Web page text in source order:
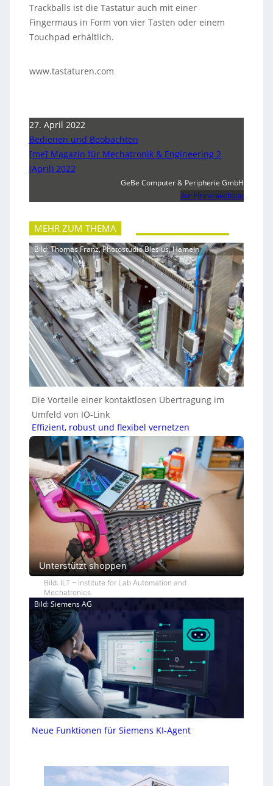
Trackballs ist die Tastatur auch mit einer
Fingermaus in Form von vier Tasten oder einem
Touchpad erhältlich.
www.tastaturen.com
27. April 2022
Bedienen und Beobachten
[me] Magazin für Mechatronik & Engineering 2
(April) 2022
GeBe Computer & Peripherie GmbH
Zur Firmenwebsite
MEHR ZUM THEMA
Bild: Thomas Franz, Photostudio Blesius, Hameln
Die Vorteile einer kontaktlosen Übertragung im
Umfeld von IO-Link
Effizient, robust und flexibel vernetzen
Unterstützt shoppen
Bild: ILT – Institute for Lab Automation and
Mechatronics
Bild: Siemens AG
Neue Funktionen für Siemens KI-Agent